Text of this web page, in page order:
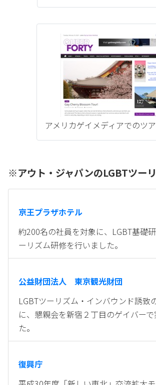
アメリカゲイメディアでのツ
※アウト・ジャパンのLGBTツー
京王プラザホテル
約200名の社員を対象に、LGBT基礎
ーリズム研修を行いました。
公益財団法人 東京観光財団
LGBTツーリズム・インバウンド誘致
に、懇親会を新宿２丁目のゲイバー
た。
復興庁